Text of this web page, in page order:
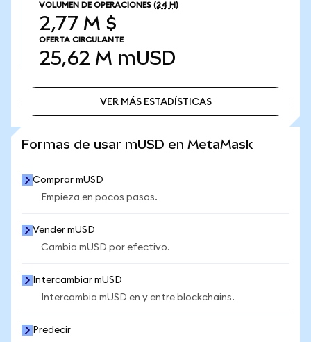
VOLUMEN DE OPERACIONES (24 H)
2,77 M $
OFERTA CIRCULANTE
25,62 M mUSD
VER MÁS ESTADÍSTICAS
Formas de usar mUSD en MetaMask
Comprar mUSD
Empieza en pocos pasos.
Vender mUSD
Cambia mUSD por efectivo.
Intercambiar mUSD
Intercambia mUSD en y entre blockchains.
Predecir